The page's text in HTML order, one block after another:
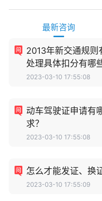
最新咨询
2013年新交通规则
处理具体扣分有哪
2023-03-10 17:55:08
动车驾驶证申请有
求？
2023-03-10 17:55:08
怎么才能发证、换
2023-03-10 17:55:09